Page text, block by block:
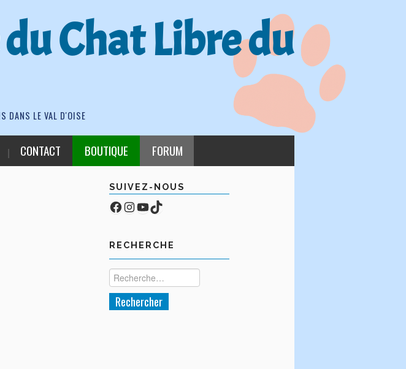
Chat Libre du
DANS LE VAL D'OISE
CONTACT BOUTIQUE FORUM
SUIVEZ-NOUS
Facebook
Compte Instagram
YouTube
TikTok
RECHERCHE